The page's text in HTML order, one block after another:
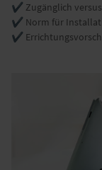
✔️ Zugänglich
✔️ Norm für
✔️